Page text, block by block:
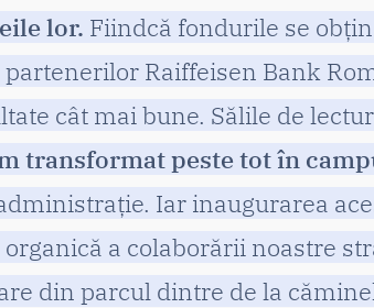
lor. Fiindcă fondurile se
Raiffeisen Bank
cât mai bune. Sălile de
transformat peste tot în
Iar inaugurarea
a colaborării noastre
din parcul dintre de la